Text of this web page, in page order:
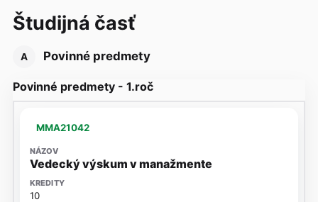
Študijná časť
A Povinné predmety
Povinné predmety - 1.roč
MMA21042
Vedecký výskum v manažmente
10